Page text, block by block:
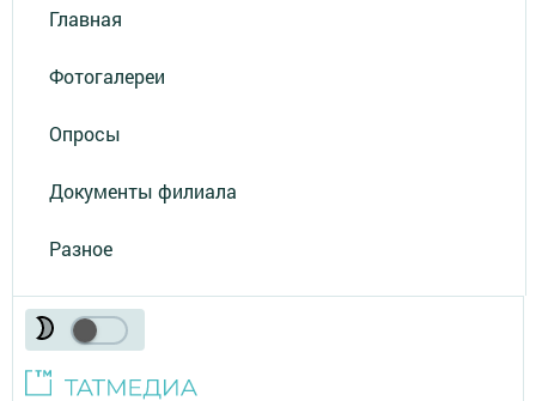
Главная
Фотогалереи
Опросы
Документы филиала
Разное